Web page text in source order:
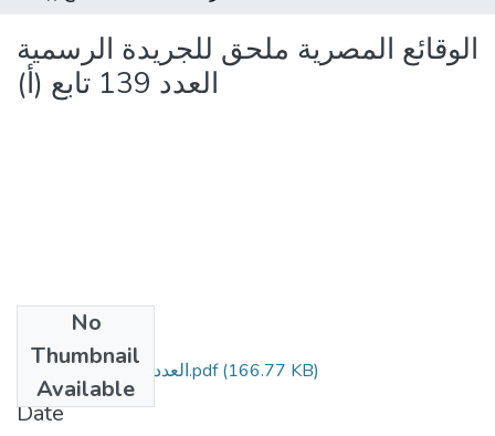
الوقائع المصرية ملحق للجريدة الرسمية
العدد 139 تابع (أ)
No
Thumbnail
Available
العدد 139تابع أ مؤمن.pdf(166.77 KB)
Date